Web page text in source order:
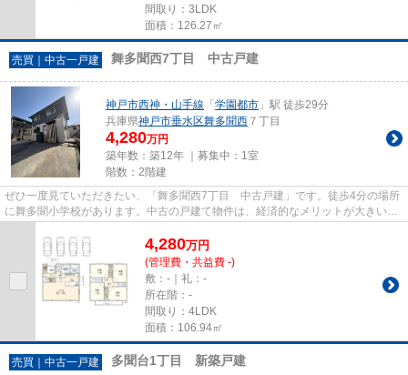
間取り：3LDK
面積：126.27㎡
売買｜中古一戸建 舞多聞西7丁目 中古戸建
神戸市西神・山手線 「 学園都市 」駅 徒歩29分
兵庫県神戸市垂水区舞多聞西 ７丁目
4,280万円
築年数：築12年 ｜募集中： 1室
階数：2階建
ぜひ一度見ていただきたい、「舞多聞西7丁目 中古戸建」です。徒歩4分の場所
に舞多聞小学校があります。中古の戸建て物件は、経済的なメリットが大きいの
4,280万円
(管理費・共益費 -)
敷：-｜礼：-
所在階：-
間取り：4LDK
面積：106.94㎡
売買｜中古一戸建 多聞台1丁目 新築戸建